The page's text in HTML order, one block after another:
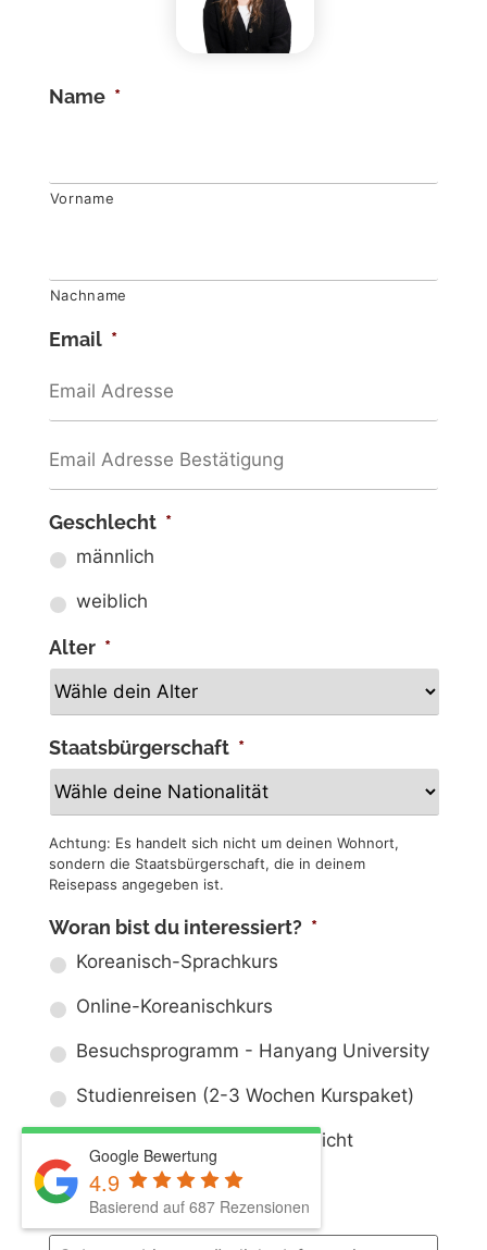
Name *
Vorname
Nachname
Email *
Geschlecht *
männlich
weiblich
Alter *
Staatsbürgerschaft *
Achtung: Es handelt sich nicht um deinen Wohnort,
sondern die Staatsbürgerschaft, die in deinem
Reisepass angegeben ist.
Woran bist du interessiert? *
Koreanisch-Sprachkurs
Online-Koreanischkurs
Besuchsprogramm - Hanyang University
Studienreisen (2-3 Wochen Kurspaket)
Ich habe meine Wahl noch nicht
getroffen
Persönliche Nachricht
Google Bewertung
4.9
Basierend auf 687 Rezensionen